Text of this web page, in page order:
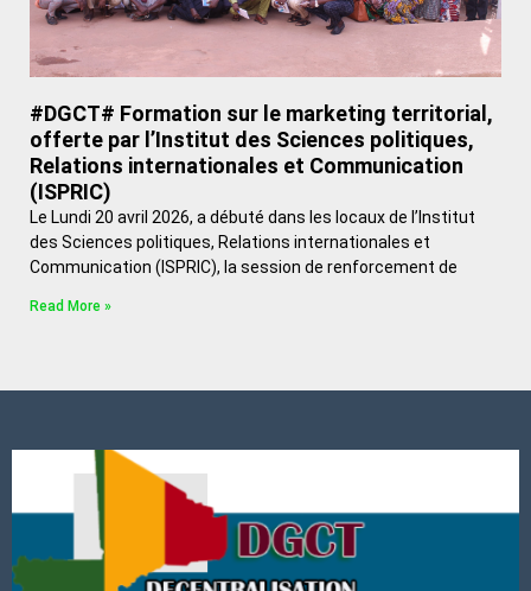
#DGCT# Formation sur le marketing territorial,
offerte par l’Institut des Sciences politiques,
Relations internationales et Communication
(ISPRIC)
Le Lundi 20 avril 2026, a débuté dans les locaux de l’Institut
des Sciences politiques, Relations internationales et
Communication (ISPRIC), la session de renforcement de
Read More »